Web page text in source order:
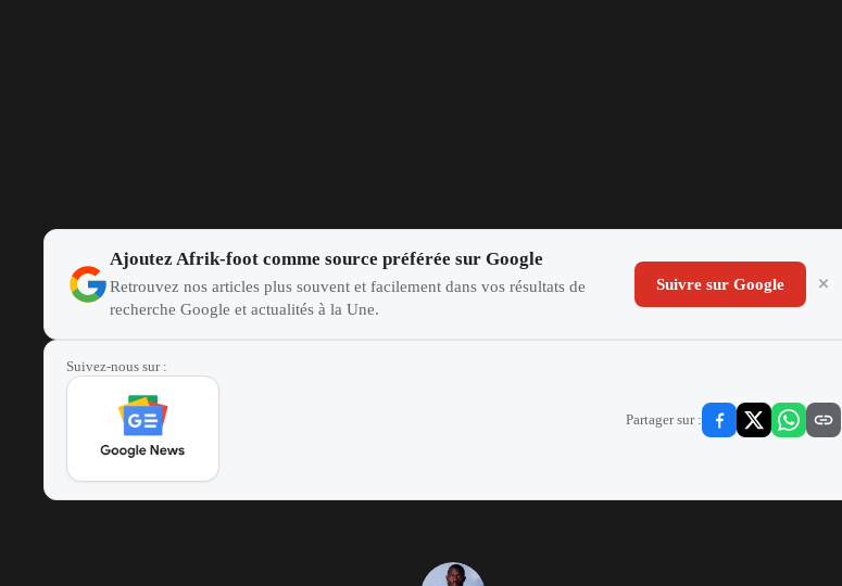
Ajoutez Afrik-foot comme source préférée sur Google
Retrouvez nos articles plus souvent et facilement dans vos résultats de
recherche Google et actualités à la Une.
Suivre sur Google
Suivez-nous sur :
Partager sur :